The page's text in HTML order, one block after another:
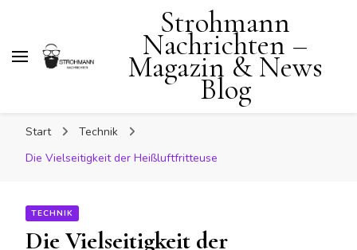
Strohmann
Nachrichten –
Magazin & News
Blog
Start
Technik
Die Vielseitigkeit der Heißluftfritteuse
TECHNIK
Die Vielseitigkeit der